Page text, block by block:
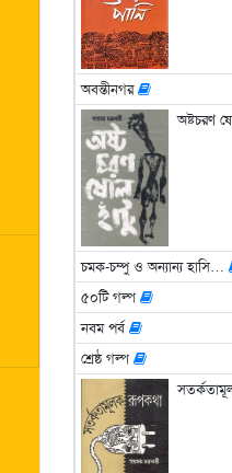
অবন্তীনগর
অষ্টচরণ
চমক-চম্পু ও অন্যান্য হাসি…
৫০টি গল্প
নবম পর্ব
শ্রেষ্ঠ গল্প